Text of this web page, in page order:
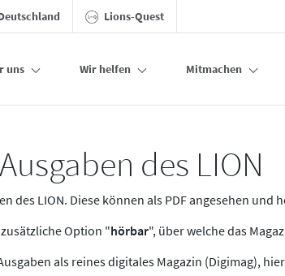
Lions-Quest
uns Wir helfen Mitmachen
des LION
des LION. Diese können als PDF angesehen und
Option "hörbar", über welche das
als reines digitales Magazin (Digimag),